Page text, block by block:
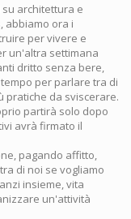
architettura e
abbiamo ora i
per vivere e
un'altra settimana
dritto senza bere,
per parlare tra di
pratiche da sviscerare.
partirà solo dopo
avrà firmato il
pagando affitto,
di noi se vogliamo
insieme, vita
un'attività